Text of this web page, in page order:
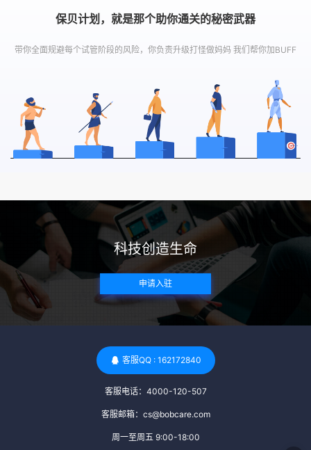
保贝计划，就是那个助你通关的秘密武器
带你全面规避每个试管阶段的风险，你负责升级打怪做妈妈 我们帮你加BUFF
科技创造生命
申请入驻
客服QQ : 162172840
客服电话：4000-120-507
客服邮箱：cs@bobcare.com
周一至周五 9:00-18:00